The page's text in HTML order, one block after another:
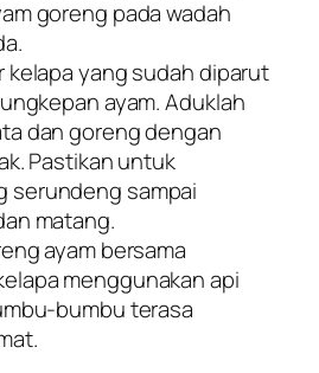
goreng pada wadah
kelapa yang sudah diparut
ayam. Aduklah
dan goreng dengan
Pastikan untuk
serundeng sampai
matang.
ayam bersama
menggunakan api
bumbu terasa